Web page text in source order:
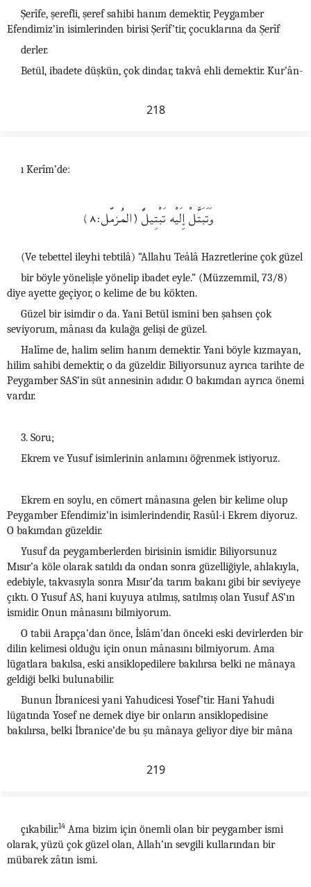
Şerîfe, şerefli, şeref sahibi hanım demektir, Peygamber
Efendimiz’in isimlerinden birisi Şerîf’tir, çocuklarına da Şerîf
derler.
Betül, ibadete düşkün, çok dindar, takvâ ehli demektir. Kur’ân-
218
ı Kerîm’de:
وَتَبَتَّلْ إِلَيْه تَبْتِيلًً (المُزمّل:٨)
(Ve tebettel ileyhi tebtilâ) “Allahu Teâlâ Hazretlerine çok güzel
bir böyle yönelişle yönelip ibadet eyle.” (Müzzemmil, 73/8)
diye ayette geçiyor, o kelime de bu kökten.
Güzel bir isimdir o da. Yani Betül ismini ben şahsen çok
seviyorum, mânası da kulağa gelişi de güzel.
Halîme de, halim selim hanım demektir. Yani böyle kızmayan,
hilim sahibi demektir, o da güzeldir. Biliyorsunuz ayrıca tarihte de
Peygamber SAS’in süt annesinin adıdır. O bakımdan ayrıca önemi
vardır.
3. Soru;
Ekrem ve Yusuf isimlerinin anlamını öğrenmek istiyoruz.
Ekrem en soylu, en cömert mânasına gelen bir kelime olup
Peygamber Efendimiz’in isimlerindendir, Rasûl-i Ekrem diyoruz.
O bakımdan güzeldir.
Yusuf da peygamberlerden birisinin ismidir. Biliyorsunuz
Mısır’a köle olarak satıldı da ondan sonra güzelliğiyle, ahlakıyla,
edebiyle, takvasıyla sonra Mısır’da tarım bakanı gibi bir seviyeye
çıktı. O Yusuf AS, hani kuyuya atılmış, satılmış olan Yusuf AS’ın
ismidir. Onun mânasını bilmiyorum.
O tabii Arapça’dan önce, İslâm’dan önceki eski devirlerden bir
dilin kelimesi olduğu için onun mânasını bilmiyorum. Ama
lügatlara bakılsa, eski ansiklopedilere bakılırsa belki ne mânaya
geldiği belki bulunabilir.
Bunun İbranicesi yani Yahudicesi Yosef’tir. Hani Yahudi
lügatında Yosef ne demek diye bir onların ansiklopedisine
bakılırsa, belki İbranice’de bu şu mânaya geliyor diye bir mâna
219
çıkabilir.14 Ama bizim için önemli olan bir peygamber ismi
olarak, yüzü çok güzel olan, Allah’ın sevgili kullarından bir
mübarek zâtın ismi.